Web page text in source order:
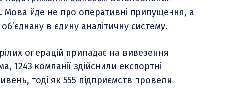
Мова йде не про оперативні припущення, а
в єдину аналітичну систему.
операцій припадає на вивезення
1243 компанії здійснили експортні
тоді як 555 підприємств провели